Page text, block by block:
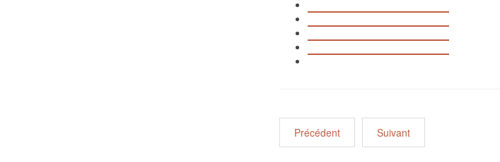
Précédent Suivant